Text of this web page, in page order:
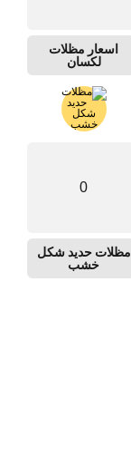
اسعار مظلات
لكسان
0
مظلات حديد شكل
خشب